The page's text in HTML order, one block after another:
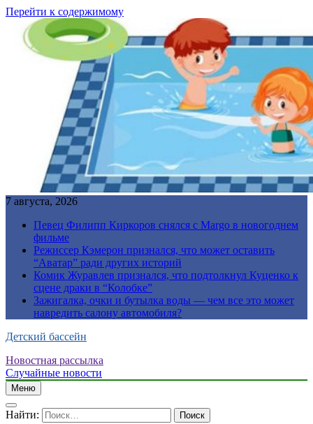
Перейти к содержимому
7 августа, 2026
Певец Филипп Киркоров снялся с Margo в новогоднем
фильме
Режиссер Кэмерон признался, что может оставить
“Аватар” ради других историй
Комик Журавлев признался, что подтолкнул Куценко к
сцене драки в “Колобке”
Зажигалка, очки и бутылка воды — чем все это может
навредить салону автомобиля?
Детский бассейн
Новостная рассылка
Случайные новости
Меню
Найти: